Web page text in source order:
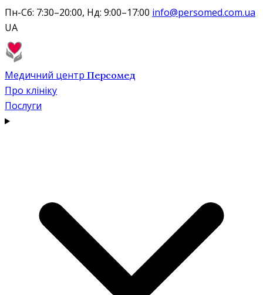
Пн-Сб: 7:30–20:00, Нд: 9:00–17:00 info@persomed.com.ua
UA
Медичний центр Персомед
Про клініку
Послуги